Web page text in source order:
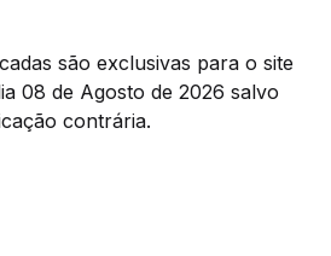
são exclusivas para o site
08 de Agosto de 2026 salvo
contrária.